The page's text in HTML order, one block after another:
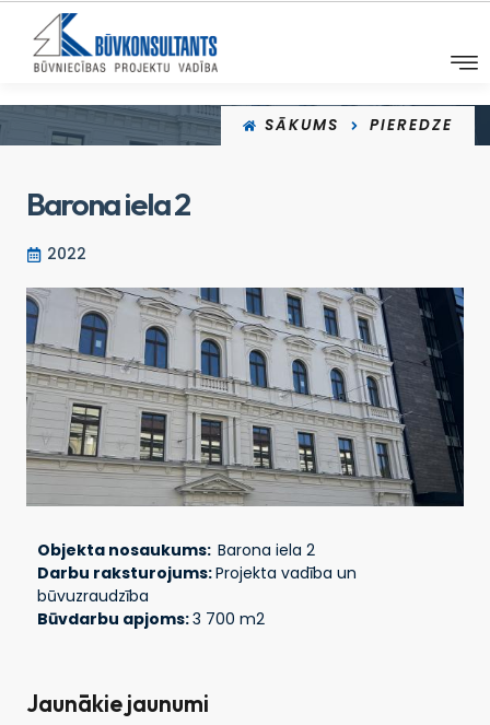
SĀKUMS PIEREDZE
Barona iela 2
2022
Objekta nosaukums: Barona iela 2
Darbu raksturojums:Projekta vadība un
būvuzraudzība
Būvdarbu apjoms:3 700 m2
Jaunākie jaunumi